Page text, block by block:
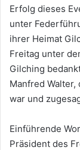
Erfolg dieses
unter
ihrer Heimat
Freitag unter
Gilching
Manfred
war und
Einführende
Präsident des